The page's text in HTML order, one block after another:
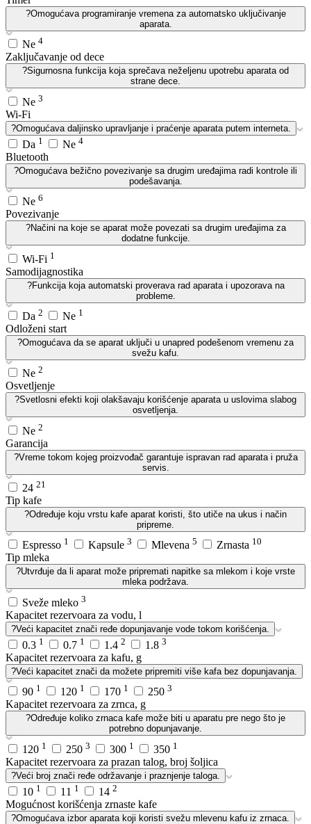
?Omogućava programiranje vremena za automatsko uključivanje
aparata.
Ne 4
Zaključavanje od dece
?Sigurnosna funkcija koja sprečava neželjenu upotrebu aparata od
strane dece.
Ne 3
Wi-Fi
?Omogućava daljinsko upravljanje i praćenje aparata putem interneta.
Da 1 Ne 4
Bluetooth
?Omogućava bežično povezivanje sa drugim uređajima radi kontrole ili
podešavanja.
Ne 6
Povezivanje
?Načini na koje se aparat može povezati sa drugim uređajima za
dodatne funkcije.
Wi-Fi 1
Samodijagnostika
?Funkcija koja automatski proverava rad aparata i upozorava na
probleme.
Da 2 Ne 1
Odloženi start
?Omogućava da se aparat uključi u unapred podešenom vremenu za
svežu kafu.
Ne 2
Osvetljenje
?Svetlosni efekti koji olakšavaju korišćenje aparata u uslovima slabog
osvetljenja.
Ne 2
Garancija
?Vreme tokom kojeg proizvođač garantuje ispravan rad aparata i pruža
servis.
24 21
Tip kafe
?Određuje koju vrstu kafe aparat koristi, što utiče na ukus i način
pripreme.
Espresso 1 Kapsule 3 Mlevena 5 Zrnasta 10
Tip mleka
?Utvrđuje da li aparat može pripremati napitke sa mlekom i koje vrste
mleka podržava.
Sveže mleko 3
Kapacitet rezervoara za vodu, l
?Veći kapacitet znači ređe dopunjavanje vode tokom korišćenja.
0.3 1 0.7 1 1.4 2 1.8 3
Kapacitet rezervoara za kafu, g
?Veći kapacitet znači da možete pripremiti više kafa bez dopunjavanja.
90 1 120 1 170 1 250 3
Kapacitet rezervoara za zrnca, g
?Određuje koliko zrnaca kafe može biti u aparatu pre nego što je
potrebno dopunjavanje.
120 1 250 3 300 1 350 1
Kapacitet rezervoara za prazan talog, broj šoljica
?Veći broj znači ređe održavanje i praznjenje taloga.
10 1 11 1 14 2
Mogućnost korišćenja zrnaste kafe
?Omogućava izbor aparata koji koristi svežu mlevenu kafu iz zrnaca.